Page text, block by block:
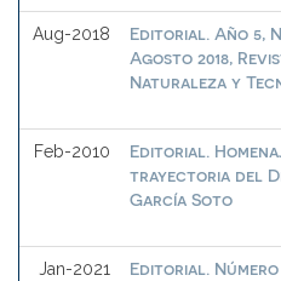
Aug-2018
Editorial. Año 5,
Agosto 2018,
Naturaleza y
Feb-2010
Editorial.
trayectoria del
García Soto
Jan-2021
Editorial. Número